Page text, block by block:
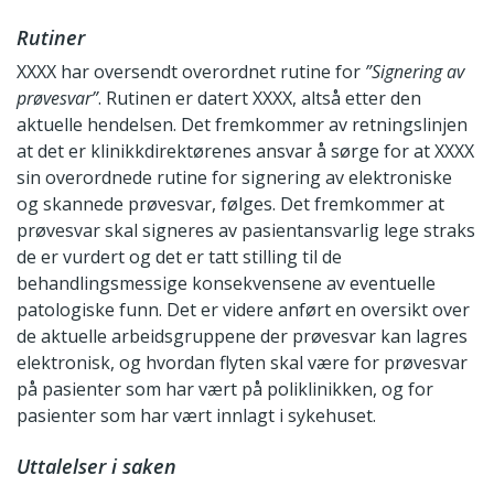
Rutiner
XXXX har oversendt overordnet rutine for ”Signering av
prøvesvar”. Rutinen er datert XXXX, altså etter den
aktuelle hendelsen. Det fremkommer av retningslinjen
at det er klinikkdirektørenes ansvar å sørge for at XXXX
sin overordnede rutine for signering av elektroniske
og skannede prøvesvar, følges. Det fremkommer at
prøvesvar skal signeres av pasientansvarlig lege straks
de er vurdert og det er tatt stilling til de
behandlingsmessige konsekvensene av eventuelle
patologiske funn. Det er videre anført en oversikt over
de aktuelle arbeidsgruppene der prøvesvar kan lagres
elektronisk, og hvordan flyten skal være for prøvesvar
på pasienter som har vært på poliklinikken, og for
pasienter som har vært innlagt i sykehuset.
Uttalelser i saken